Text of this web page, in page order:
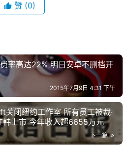
赞 (0)
率高达22% 明日安卓不删档开
2015年7月9日 4:31 下午
关闭纽约工作室 所有员工被裁·
韩上市 今年收入超6655万元
下一篇